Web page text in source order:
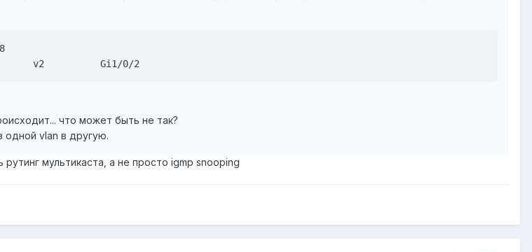
v2          Gi1/0/2
что может быть не так?
одной vlan в другую.
мультикаста, а не просто igmp snooping